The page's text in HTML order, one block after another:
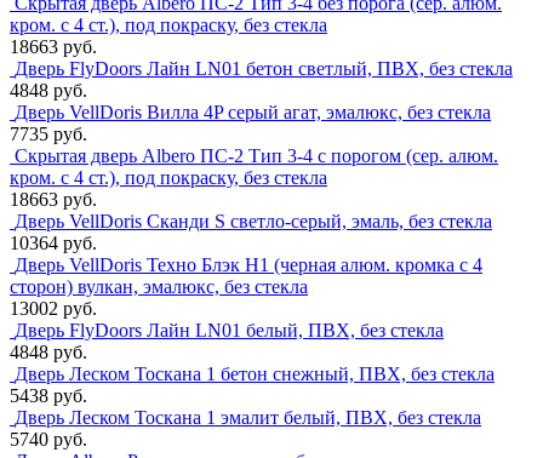
кром. с 4 ст.), под покраску, без стекла
18663 руб.
Дверь FlyDoors Лайн LN01 бетон светлый, ПВХ, без стекла
4848 руб.
Дверь VellDoris Вилла 4P серый агат, эмалюкс, без стекла
7735 руб.
Скрытая дверь Albero ПС-2 Тип 3-4 с порогом (сер. алюм.
кром. с 4 ст.), под покраску, без стекла
18663 руб.
Дверь VellDoris Сканди S светло-серый, эмаль, без стекла
10364 руб.
Дверь VellDoris Техно Блэк H1 (черная алюм. кромка с 4
сторон) вулкан, эмалюкс, без стекла
13002 руб.
Дверь FlyDoors Лайн LN01 белый, ПВХ, без стекла
4848 руб.
Дверь Леском Тоскана 1 бетон снежный, ПВХ, без стекла
5438 руб.
Дверь Леском Тоскана 1 эмалит белый, ПВХ, без стекла
5740 руб.